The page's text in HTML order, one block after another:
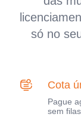
só no
Cota
Pague
sem